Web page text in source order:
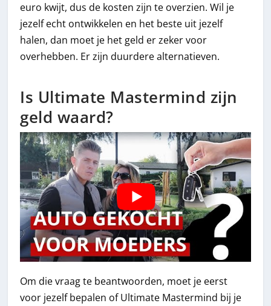
euro kwijt, dus de kosten zijn te overzien. Wil je
jezelf echt ontwikkelen en het beste uit jezelf
halen, dan moet je het geld er zeker voor
overhebben. Er zijn duurdere alternatieven.
Is Ultimate Mastermind zijn
geld waard?
Om die vraag te beantwoorden, moet je eerst
voor jezelf bepalen of Ultimate Mastermind bij je